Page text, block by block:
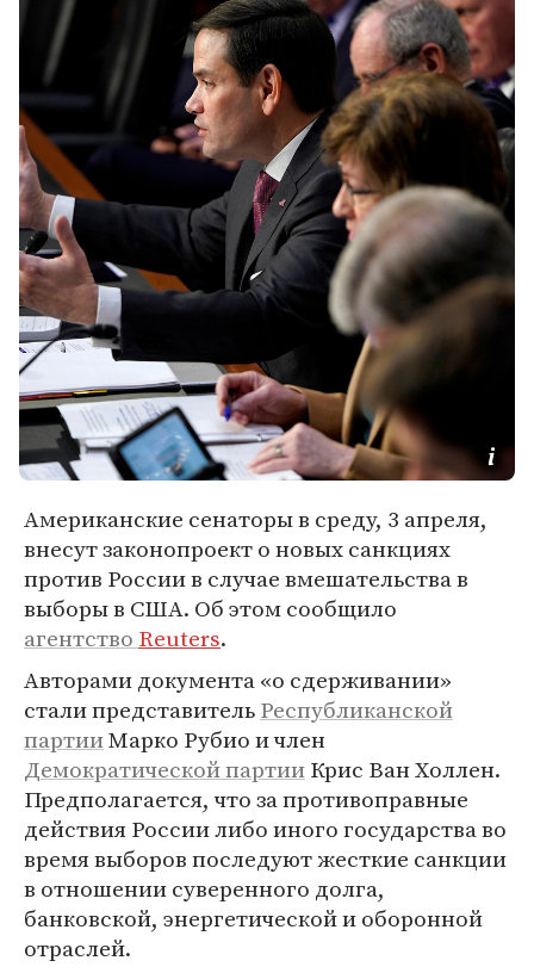
Американские сенаторы в среду, 3 апреля,
внесут законопроект о новых санкциях
против России в случае вмешательства в
выборы в США. Об этом сообщило
агентство Reuters.
Авторами документа «о сдерживании»
стали представительРеспубликанской
партииМарко Рубио и член
Демократической партииКрис Ван Холлен.
Предполагается, что за противоправные
действия России либо иного государства во
время выборов последуют жесткие санкции
в отношении суверенного долга,
банковской, энергетической и оборонной
отраслей.